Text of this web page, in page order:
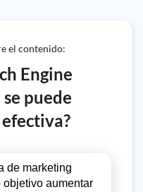
el contenido:
Engine
puede
de marketing
aumentar